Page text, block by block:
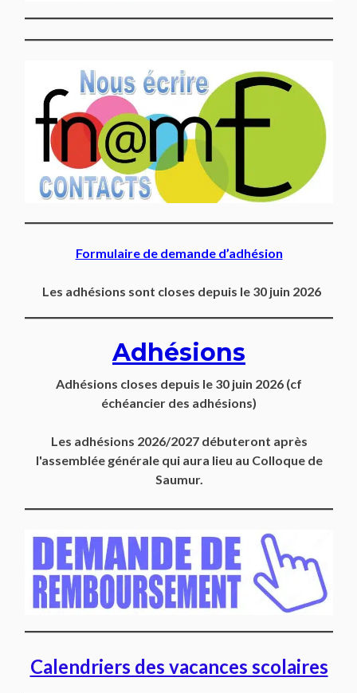
Formulaire de demande d’adhésion
Les adhésions sont closes depuis le 30 juin 2026
Adhésions
Adhésions closes depuis le 30 juin 2026 (cf
échéancier des adhésions)
Les adhésions 2026/2027 débuteront après
l'assemblée générale qui aura lieu au Colloque de
Saumur.
Calendriers des vacances scolaires